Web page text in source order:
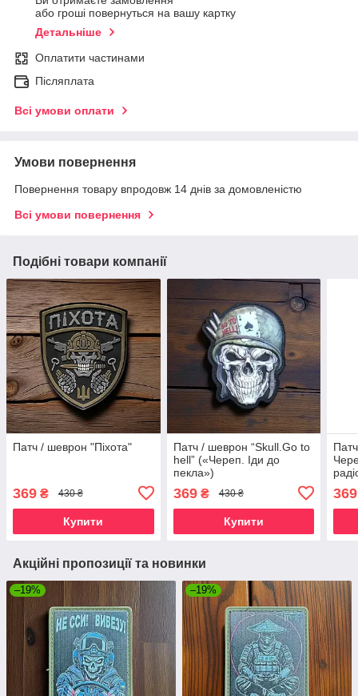
або гроші повернуться на вашу картку
Детальніше
Оплатити частинами
Післяплата
Всі умови оплати
Умови повернення
Повернення товару впродовж 14 днів за домовленістю
Всі умови повернення
Подібні товари компанії
Патч / шеврон "Піхота"
369 ₴ 430 ₴
Купити
Патч / шеврон “Skull.Go to
hell” («Череп. Іди до
пекла»)
369₴ 430 ₴
Купити
369
Акційні пропозиції та новинки
–19% –19%